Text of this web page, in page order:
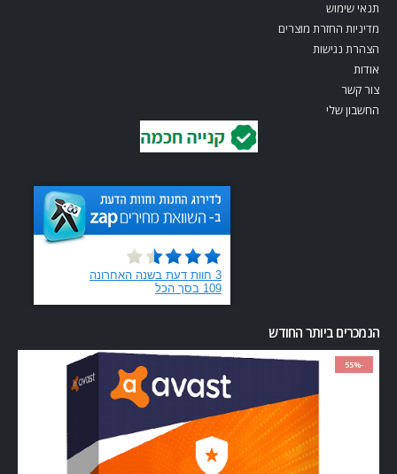
תנאי שימוש
מדיניות החזרת מוצרים
הצהרת נגישות
אודות
צור קשר
החשבון שלי
הנמכרים ביותר החודש
-55%